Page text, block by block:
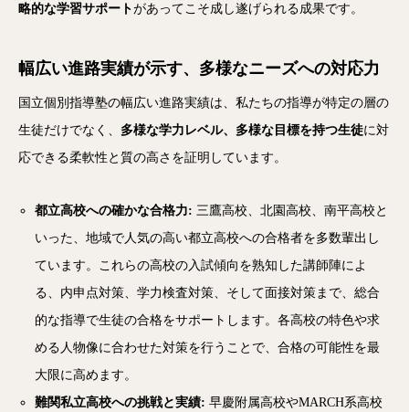
略的な学習サポートがあってこそ成し遂げられる成果です。
幅広い進路実績が示す、多様なニーズへの対応力
国立個別指導塾の幅広い進路実績は、私たちの指導が特定の層の
生徒だけでなく、 多様な学力レベル、多様な目標を持つ生徒に対
応できる柔軟性と質の高さを証明しています。
都立高校への確かな合格力: 三鷹高校、北園高校、南平高校と
いった、地域で人気の高い都立高校への合格者を多数輩出し
ています。これらの高校の入試傾向を熟知した講師陣によ
る、内申点対策、学力検査対策、そして面接対策まで、総合
的な指導で生徒の合格をサポートします。各高校の特色や求
める人物像に合わせた対策を行うことで、合格の可能性を最
大限に高めます。
難関私立高校への挑戦と実績: 早慶附属高校やMARCH系高校